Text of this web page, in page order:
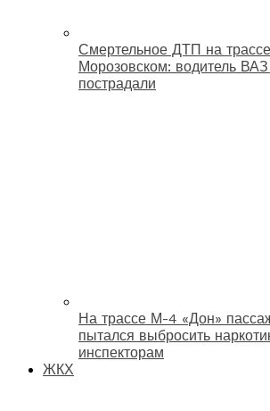
Смертельное ДТП на
Морозовском: водитель
пострадали
На трассе М-4 «Дон»
пытался выбросить
инспекторам
ЖКХ